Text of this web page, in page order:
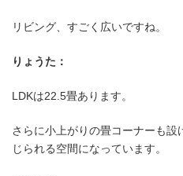
リビング、すごく広いですね。
りょうた：
LDKは22.5畳あります。
さらに小上がりの畳コーナーも
じられる空間になっています。